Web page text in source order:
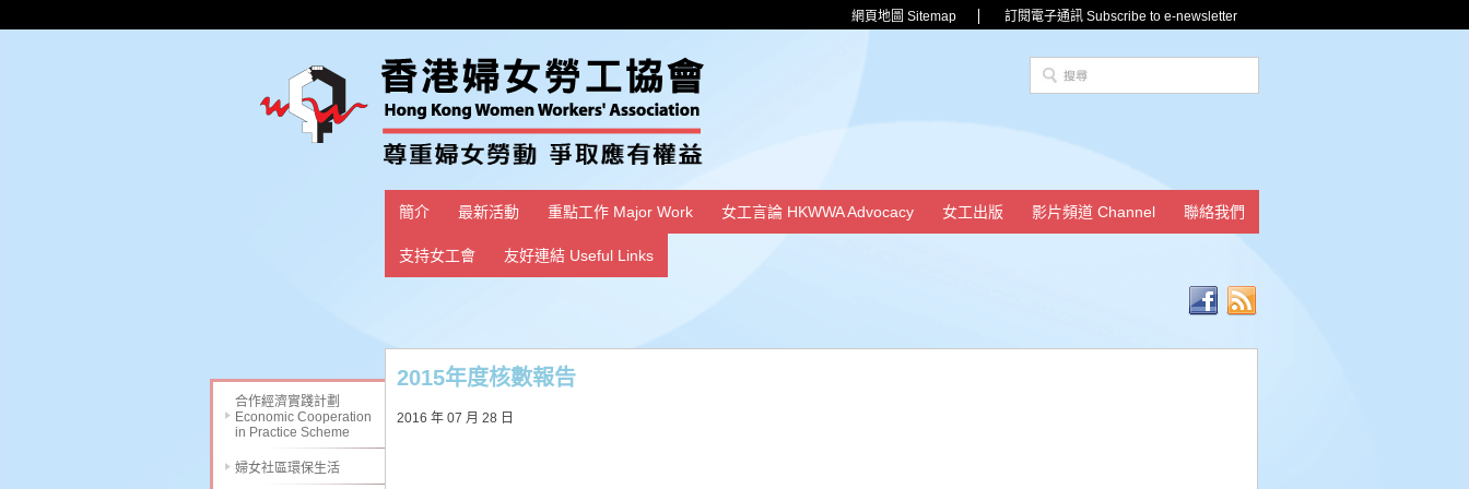
網頁地圖 Sitemap 訂閱電子通訊 Subscribe to e-newsletter
簡介 最新活動 重點工作 Major Work 女工言論 HKWWA Advocacy 女工出版 影片頻道 Channel 聯絡我們
支持女工會 友好連結 Useful Links
合作經濟實踐計劃
Economic Cooperation
in Practice Scheme
婦女社區環保生活
2015年度核數報告
2016 年 07 月 28 日